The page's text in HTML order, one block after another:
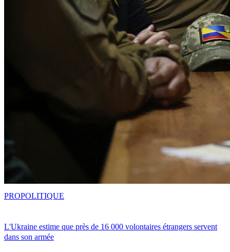
L'Ukraine estime que près de 16 000 volontaires étrangers servent
dans son armée
PROPOLITIQUE